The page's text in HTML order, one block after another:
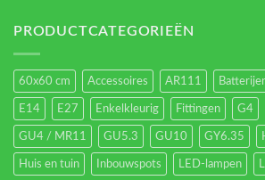
energieverbruik.
PRODUCTCATEGORIEËN
60x60 cm Accessoires AR111
E14 E27 Enkelkleurig Fittingen G4
GU4 / MR11 GU5.3 GU10 GY6.35
Huis en tuin Inbouwspots LED-lampen